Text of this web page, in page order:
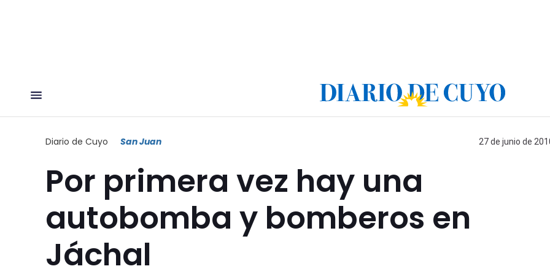
Diario de Cuyo San Juan 27 de junio de
Por primera vez hay una
autobomba y bomberos en
Jáchal